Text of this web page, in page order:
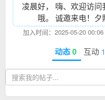
凌晨好， 嗨、欢迎访
哦。 诚邀来电！ 夕
加入时间：2025-05-20 00:06
动态0 互动 1